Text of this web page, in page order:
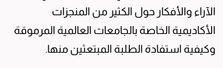
الآراء والأفكار حول الكثير من المنجزات
الأكاديمية الخاصة بالجامعات العالمية المرموقة
وكيفية استفادة الطلبة المبتعثين منها.